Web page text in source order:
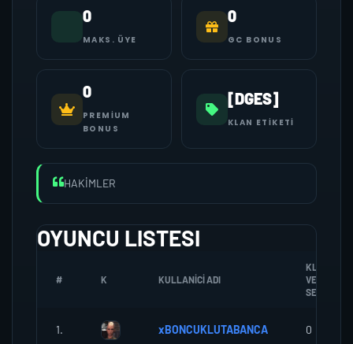
0
MAKS. ÜYE
0
GC BONUS
0
PREMIUM
BONUS
[DGES]
KLAN ETIKETI
HAKİMLER
OYUNCU LISTESI
# K KULLANICI ADI
KLANA
VERDIGI
SEREF
1. xBONCUKLUTABANCA 0